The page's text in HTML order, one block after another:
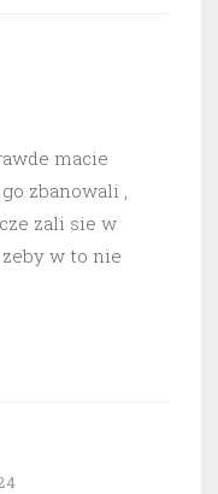
macie
zbanowali ,
zali sie w
w to nie